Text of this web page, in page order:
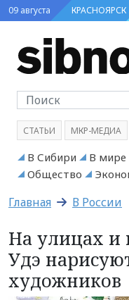
09 августа КРАСНОЯРСК
СТАТЬИ МКР-МЕДИА
В Сибири В мире
Общество
Главная В России
На улицах и
Удэ
художников